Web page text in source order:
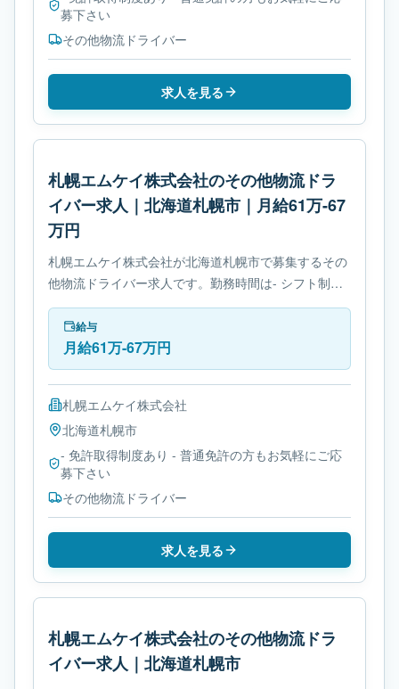
募下さい
その他物流ドライバー
求人を見る
札幌エムケイ株式会社のその他物流ドラ
イバー求人｜北海道札幌市｜月給61万-67
万円
札幌エムケイ株式会社が北海道札幌市で募集するその
他物流ドライバー求人です。勤務時間は- シフト制で
す。必要免許は- 免許取得制度ありです。
給与
月給61万-67万円
札幌エムケイ株式会社
北海道札幌市
- 免許取得制度あり - 普通免許の方もお気軽にご応
募下さい
その他物流ドライバー
求人を見る
札幌エムケイ株式会社のその他物流ドラ
イバー求人｜北海道札幌市